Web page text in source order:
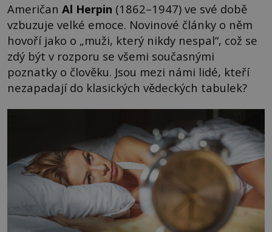
Američan Al Herpin (1862–1947) ve své době
vzbuzuje velké emoce. Novinové články o něm
hovoří jako o „muži, který nikdy nespal“, což se
zdý být v rozporu se všemi současnými
poznatky o člověku. Jsou mezi námi lidé, kteří
nezapadají do klasických vědeckých tabulek?